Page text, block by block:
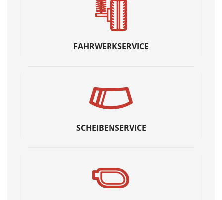
FAHRWERKSERVICE
SCHEIBENSERVICE